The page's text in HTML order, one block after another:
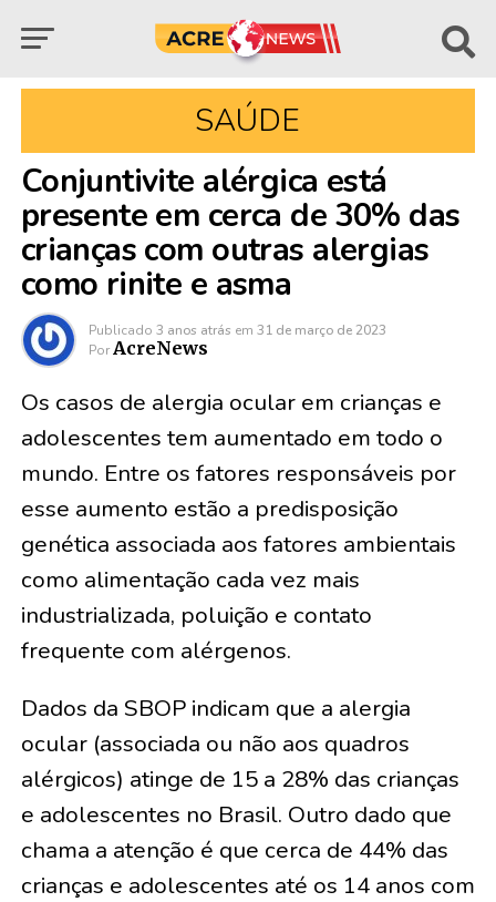
SAÚDE
Conjuntivite alérgica está
presente em cerca de 30% das
crianças com outras alergias
como rinite e asma
Publicado 3 anos atrás em 31 de março de 2023
Por AcreNews
Os casos de alergia ocular em crianças e
adolescentes tem aumentado em todo o
mundo. Entre os fatores responsáveis por
esse aumento estão a predisposição
genética associada aos fatores ambientais
como alimentação cada vez mais
industrializada, poluição e contato
frequente com alérgenos.
Dados da SBOP indicam que a alergia
ocular (associada ou não aos quadros
alérgicos) atinge de 15 a 28% das crianças
e adolescentes no Brasil. Outro dado que
chama a atenção é que cerca de 44% das
crianças e adolescentes até os 14 anos com